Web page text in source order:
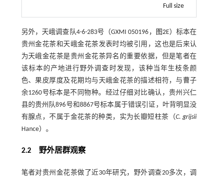
Full size
另外，天峨调查队4-6-283号（GXMI 050196， 图2E）标本在
贵州金花茶和天峨金花茶发表时均被引用，这也是后来认
为天峨金花茶是贵州金花茶异名的重要依据，但是笔者在
该标本的产地进行野外调查时发现，该种当年生枝条颜
色、果皮厚度及花期均与天峨金花茶的描述相符，与曹子
余1260号标本是不同物种。经过仔细对比确认，贵州兴仁
县的贵州队896号和8867号标本属于错误引证，叶背明显没
有腺点，不属于金花茶的种类，实为长瓣短柱茶（C. grijsii
Hance）。
2.2 野外居群观察
笔者对贵州金花茶做了近30年研究，野外调查20多次，调